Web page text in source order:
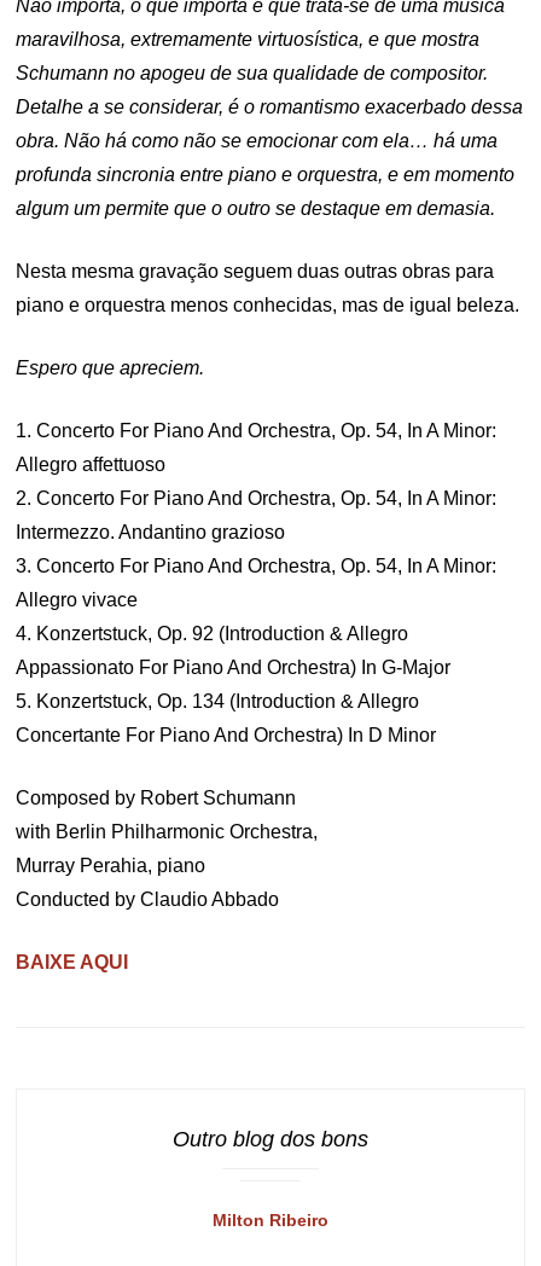
Não importa, o que importa é que trata-se de uma música
maravilhosa, extremamente virtuosística, e que mostra
Schumann no apogeu de sua qualidade de compositor.
Detalhe a se considerar, é o romantismo exacerbado dessa
obra. Não há como não se emocionar com ela… há uma
profunda sincronia entre piano e orquestra, e em momento
algum um permite que o outro se destaque em demasia.
Nesta mesma gravação seguem duas outras obras para
piano e orquestra menos conhecidas, mas de igual beleza.
Espero que apreciem.
1. Concerto For Piano And Orchestra, Op. 54, In A Minor:
Allegro affettuoso
2. Concerto For Piano And Orchestra, Op. 54, In A Minor:
Intermezzo. Andantino grazioso
3. Concerto For Piano And Orchestra, Op. 54, In A Minor:
Allegro vivace
4. Konzertstuck, Op. 92 (Introduction & Allegro
Appassionato For Piano And Orchestra) In G-Major
5. Konzertstuck, Op. 134 (Introduction & Allegro
Concertante For Piano And Orchestra) In D Minor
Composed by Robert Schumann
with Berlin Philharmonic Orchestra,
Murray Perahia, piano
Conducted by Claudio Abbado
BAIXE AQUI
Outro blog dos bons
Milton Ribeiro